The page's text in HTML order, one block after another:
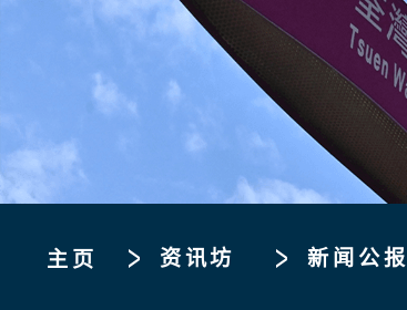
主页 资讯坊 新闻公报